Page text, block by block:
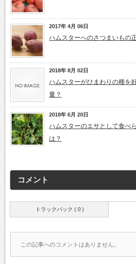
2017年 4月 06日
ハムスターへのさつまいもの
2018年 8月 02日
ハムスターがひまわりの種を
量？
2018年 6月 20日
ハムスターのエサとして食べ
は？
コメント
トラックバック ( 0 )
この記事へのコメントはありません。